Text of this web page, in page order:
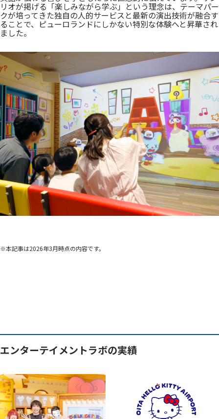
リオが掲げる「楽しみながら学ぶ」という理念は、テーマパー
クが培ってきた独自の人的サービスと最新の演出技術が融合す
ることで、ピューロランドにしかない特別な体験へと昇華され
ました。
※本記事は2026年3月時点の内容です。
エンターテイメントラボの実績